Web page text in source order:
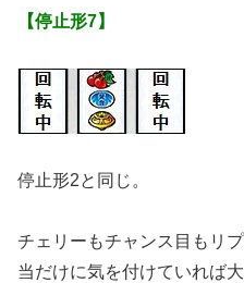
【停止形7】
停止形2と同じ。
チェリーもチャンス目もリ
当だけに気を付けていれば大